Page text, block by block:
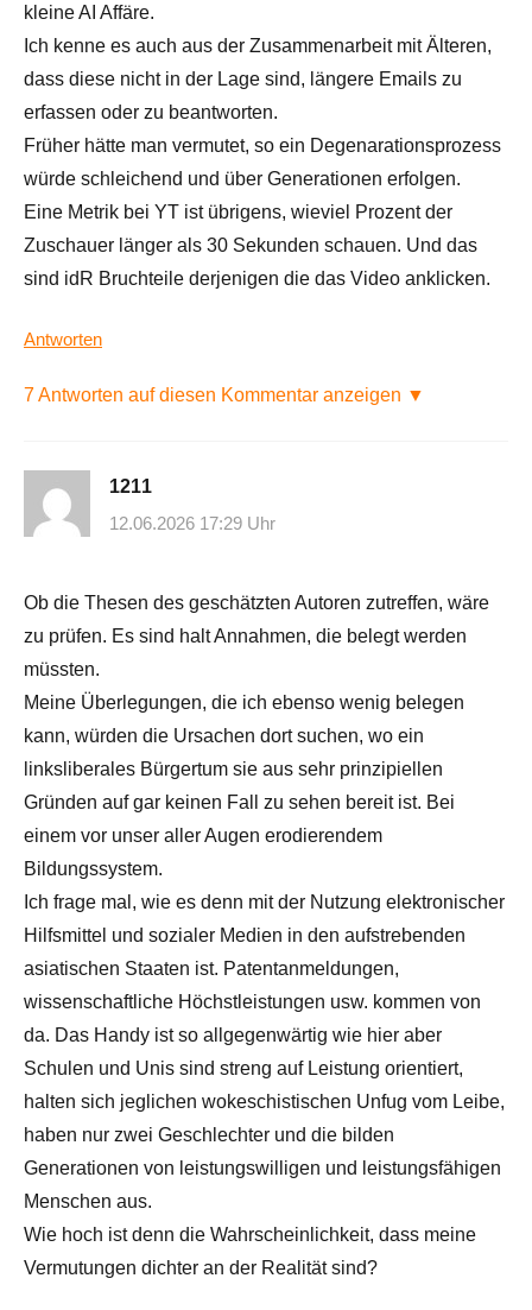
kleine AI Affäre.
Ich kenne es auch aus der Zusammenarbeit mit Älteren,
dass diese nicht in der Lage sind, längere Emails zu
erfassen oder zu beantworten.
Früher hätte man vermutet, so ein Degenarationsprozess
würde schleichend und über Generationen erfolgen.
Eine Metrik bei YT ist übrigens, wieviel Prozent der
Zuschauer länger als 30 Sekunden schauen. Und das
sind idR Bruchteile derjenigen die das Video anklicken.
Antworten
7 Antworten auf diesen Kommentar anzeigen ▼
1211
12.06.2026 17:29 Uhr
Ob die Thesen des geschätzten Autoren zutreffen, wäre
zu prüfen. Es sind halt Annahmen, die belegt werden
müssten.
Meine Überlegungen, die ich ebenso wenig belegen
kann, würden die Ursachen dort suchen, wo ein
linksliberales Bürgertum sie aus sehr prinzipiellen
Gründen auf gar keinen Fall zu sehen bereit ist. Bei
einem vor unser aller Augen erodierendem
Bildungssystem.
Ich frage mal, wie es denn mit der Nutzung elektronischer
Hilfsmittel und sozialer Medien in den aufstrebenden
asiatischen Staaten ist. Patentanmeldungen,
wissenschaftliche Höchstleistungen usw. kommen von
da. Das Handy ist so allgegenwärtig wie hier aber
Schulen und Unis sind streng auf Leistung orientiert,
halten sich jeglichen wokeschistischen Unfug vom Leibe,
haben nur zwei Geschlechter und die bilden
Generationen von leistungswilligen und leistungsfähigen
Menschen aus.
Wie hoch ist denn die Wahrscheinlichkeit, dass meine
Vermutungen dichter an der Realität sind?